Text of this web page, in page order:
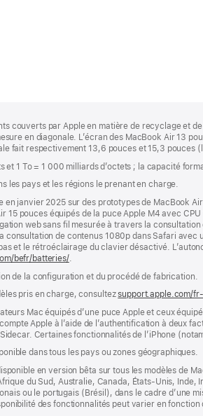
couverts par Apple en matière de recyclage et
en diagonale. L’écran des MacBook Air 13
fait respectivement 13,6 pouces et 15,3 pouces
et 1 To = 1 000 milliards d’octets ; la capacité
les pays et les régions le prenant en charge.
en janvier 2025 sur des prototypes de MacBook
15 pouces équipés de la puce Apple M4 avec
web sans fil mesurée à travers la
consultation de contenus 1080p dans Safari
et le rétroéclairage du clavier désactivé.
befr/batteries/.
de la configuration et du procédé de fabrication.
pris en charge, consultezsupport.apple.com/
Mac équipés d’une puce Apple et ceux
Apple à l’aide de l’authentification à deux
Certaines fonctionnalités de l’iPhone
dans tous les pays ou zones géographiques.
en version bêta sur tous les modèles de
du Sud, Australie, Canada, États-Unis,
ou le portugais (Brésil), dans le cadre d’une
des fonctionnalités peut varier en